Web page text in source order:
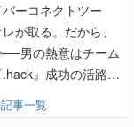
バーコネクトツー
が取る。だから、
男の熱意はチーム
』成功の活路を
山 洋に流れる血は
た【若ゲのいた
事一覧